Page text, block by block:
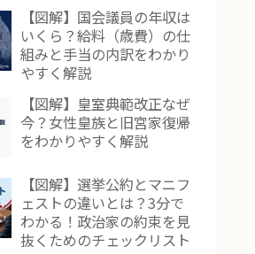
【図解】国会議員の年収は
いくら？給料（歳費）の仕
組みと手当の内訳をわかり
やすく解説
【図解】皇室典範改正なぜ
今？女性皇族と旧宮家復帰
をわかりやすく解説
【図解】選挙公約とマニフ
ェストの違いとは？3分で
わかる！政治家の約束を見
抜くためのチェックリスト